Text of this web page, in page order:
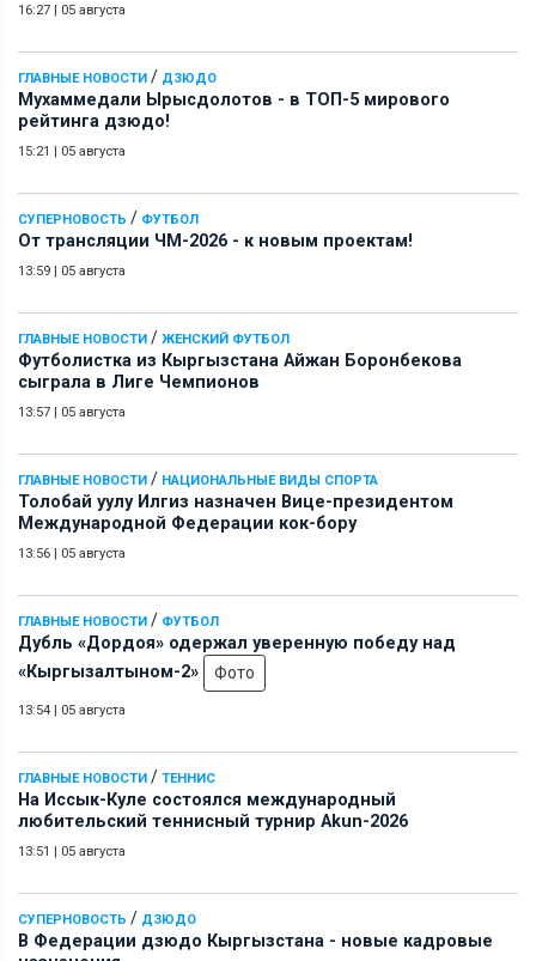
16:27 05 августа
ГЛАВНЫЕ НОВОСТИ / ДЗЮДО
Мухаммедали Ырысдолотов - в ТОП-5 мирового
рейтинга дзюдо!
15:21 05 августа
СУПЕРНОВОСТЬ / ФУТБОЛ
От трансляции ЧМ-2026 - к новым проектам!
13:59 05 августа
ГЛАВНЫЕ НОВОСТИ / ЖЕНСКИЙ ФУТБОЛ
Футболистка из Кыргызстана Айжан Боронбекова
сыграла в Лиге Чемпионов
13:57 05 августа
ГЛАВНЫЕ НОВОСТИ / НАЦИОНАЛЬНЫЕ ВИДЫ СПОРТА
Толобай уулу Илгиз назначен Вице-президентом
Международной Федерации кок-бору
13:56 05 августа
ГЛАВНЫЕ НОВОСТИ / ФУТБОЛ
Дубль «Дордоя» одержал уверенную победу над
«Кыргызалтыном-2»
Фото
13:54 05 августа
ГЛАВНЫЕ НОВОСТИ / ТЕННИС
На Иссык-Куле состоялся международный
любительский теннисный турнир Akun-2026
13:51 05 августа
СУПЕРНОВОСТЬ / ДЗЮДО
В Федерации дзюдо Кыргызстана - новые кадровые